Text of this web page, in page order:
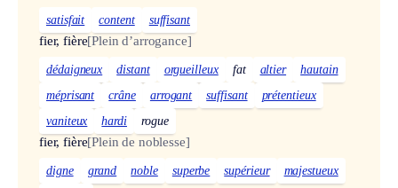
satisfait content suffisant
fier, fière[Plein d’arrogance]
dédaigneux distant orgueilleux fat altier
hautain
méprisant
crâne arrogant suffisant
prétentieux
vaniteux
hardi rogue
fier, fière[Plein de noblesse]
digne grand noble superbe supérieur
majestueux